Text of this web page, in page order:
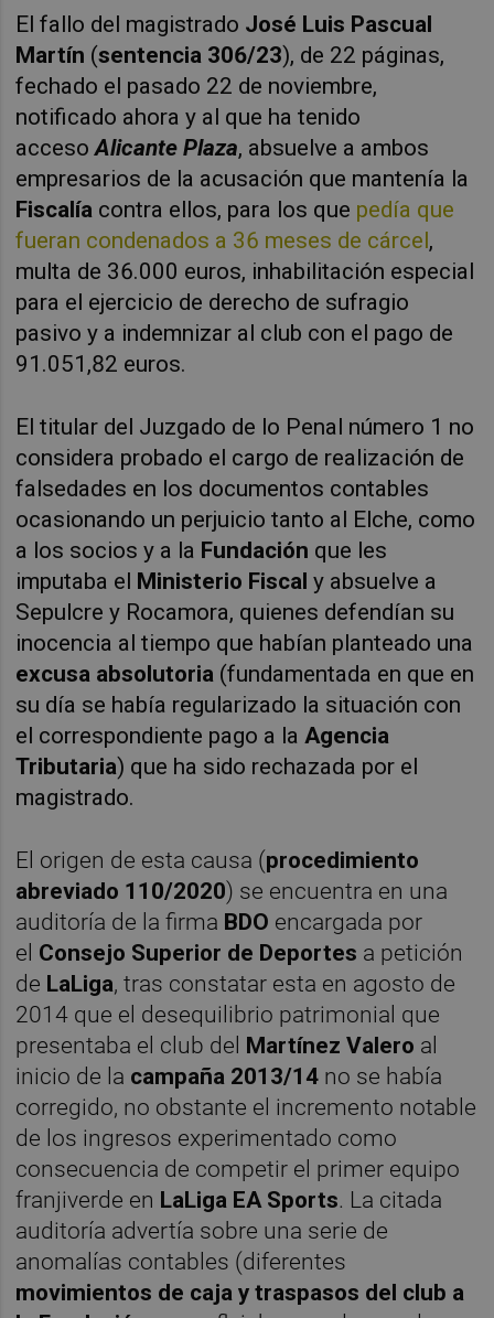
El fallo del magistrado José Luis Pascual
Martín (sentencia 306/23), de 22 páginas,
fechado el pasado 22 de noviembre,
notificado ahora y al que ha tenido
acceso Alicante Plaza, absuelve a ambos
empresarios de la acusación que mantenía la
Fiscalía contra ellos, para los que pedía que
fueran condenados a 36 meses de cárcel,
multa de 36.000 euros, inhabilitación especial
para el ejercicio de derecho de sufragio
pasivo y a indemnizar al club con el pago de
91.051,82 euros.
El titular del Juzgado de lo Penal número 1 no
considera probado el cargo de realización de
falsedades en los documentos contables
ocasionando un perjuicio tanto al Elche, como
a los socios y a la Fundación que les
imputaba el Ministerio Fiscal y absuelve a
Sepulcre y Rocamora, quienes defendían su
inocencia al tiempo que habían planteado una
excusa absolutoria (fundamentada en que en
su día se había regularizado la situación con
el correspondiente pago a laAgencia
Tributaria) que ha sido rechazada por el
magistrado.
El origen de esta causa (procedimiento
abreviado 110/2020) se encuentra en una
auditoría de la firma BDO encargada por
el Consejo Superior de Deportes a petición
de LaLiga, tras constatar esta en agosto de
2014 que el desequilibrio patrimonial que
presentaba el club del Martínez Valero al
inicio de la campaña 2013/14 no se había
corregido, no obstante el incremento notable
de los ingresos experimentado como
consecuencia de competir el primer equipo
franjiverde en LaLiga EA Sports. La citada
auditoría advertía sobre una serie de
anomalías contables (diferentes
movimientos de caja y traspasos del club a